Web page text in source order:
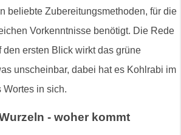
beliebte Zubereitungsmethoden, für die
Vorkenntnisse benötigt. Die Rede
den ersten Blick wirkt das grüne
unscheinbar, dabei hat es Kohlrabi im
in sich.
- woher kommt